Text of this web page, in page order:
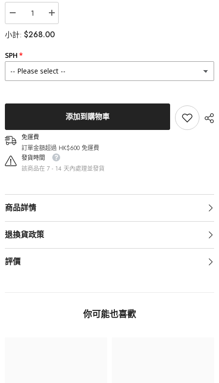
Lenstown
芝
瞳
Lighly
形
日
拋
（30
片）
的
增
Lenstown
瞳
Lighly
形
日
（30
片）
的
小計: $268.00
SPH
添加到購物車
免運費
訂單金額超過 HK$600 免運費
發貨時間
該商品在 7 - 14 天內處理並發貨
商品詳情
退換貨政策
評價
你可能也喜歡